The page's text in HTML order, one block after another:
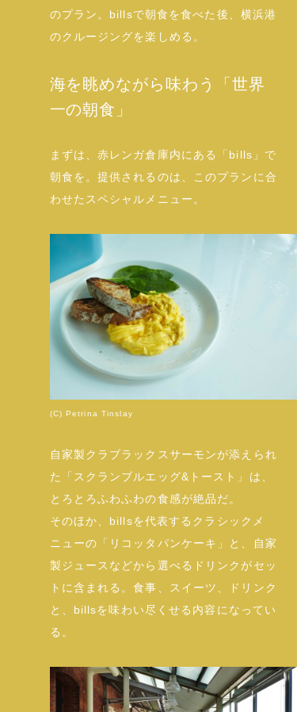
のプラン。billsで朝食を食べた後、横浜港
のクルージングを楽しめる。
海を眺めながら味わう「世界
一の朝食」
まずは、赤レンガ倉庫内にある「bills」で
朝食を。提供されるのは、このプランに合
わせたスペシャルメニュー。
(C) Petrina Tinslay
自家製クラブラックスサーモンが添えられ
た「スクランブルエッグ&トースト」は、
とろとろふわふわの食感が絶品だ。
そのほか、billsを代表するクラシックメ
ニューの「リコッタパンケーキ」と、自家
製ジュースなどから選べるドリンクがセッ
トに含まれる。食事、スイーツ、ドリンク
と、billsを味わい尽くせる内容になってい
る。